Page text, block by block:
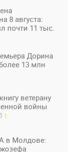
8 августа:
почти 11 тыс.
Дорина
13 млн
ветерану
войны
1
в Молдове: